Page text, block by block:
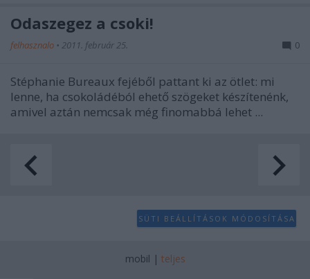
Odaszegez a csoki!
felhasznalo • 2011. február 25. 0
Stéphanie Bureaux fejéből pattant ki az ötlet: mi
lenne, ha csokoládéból ehető szögeket készítenénk,
amivel aztán nemcsak még finomabbá lehet ...
SÜTI BEÁLLÍTÁSOK MÓDOSÍTÁSA
mobil | teljes